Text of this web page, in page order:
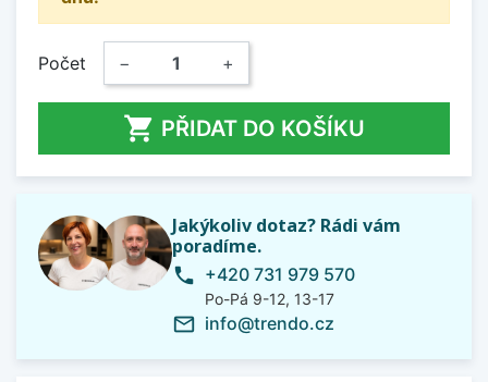
Počet − +
 PŘIDAT DO KOŠÍKU
Jakýkoliv dotaz? Rádi vám
poradíme.
phone +420 731 979 570
Po-Pá 9-12, 13-17
mail_outline info@trendo.cz